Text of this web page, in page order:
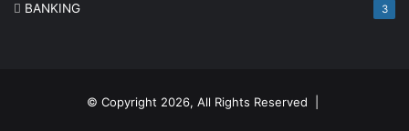
BANKING 3
© Copyright 2026, All Rights Reserved |